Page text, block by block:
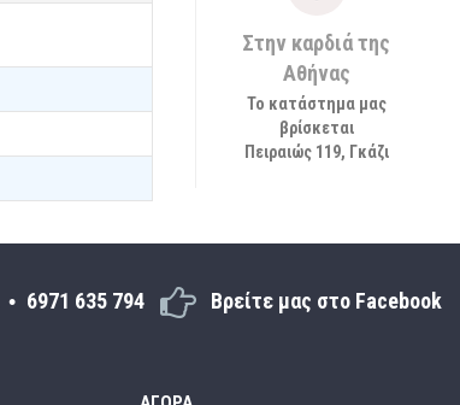
Στην καρδιά της
Αθήνας
Το κατάστημα μας
βρίσκεται
Πειραιώς 119, Γκάζι
6971 635 794 Βρείτε μας στο Facebook